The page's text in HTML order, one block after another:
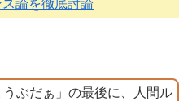
ス論を徹底討論
ぶだぁ」の最後に、人間ル